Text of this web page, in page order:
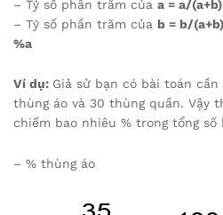
– Tỷ số phần trăm của a = a/
– Tỷ số phần trăm của b = b/
%a
Ví dụ: Giả sử bạn có bài toán
thùng áo và 30 thùng quần. Vậy
chiếm bao nhiêu % trong tổng số
– % thùng áo